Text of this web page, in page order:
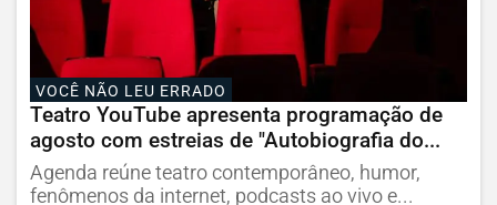
VOCÊ NÃO LEU ERRADO
Teatro YouTube apresenta programação de
agosto com estreias de "Autobiografia do...
Agenda reúne teatro contemporâneo, humor,
fenômenos da internet, podcasts ao vivo e...